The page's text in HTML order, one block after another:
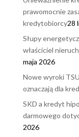
prawomocnie
kredytobiorcy28
Słupy
właściciel
maja 2026
Nowe wyroki
oznaczają dla
SKD a kredyt
darmowego
2026